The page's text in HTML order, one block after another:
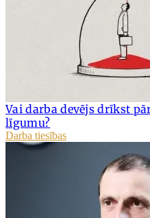
Vai darba devējs drīkst
līgumu?
Darba tiesības